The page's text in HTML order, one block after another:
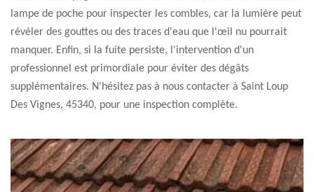
lampe de poche pour inspecter les combles, car la lumière peut
révéler des gouttes ou des traces d'eau que l'œil nu pourrait
manquer. Enfin, si la fuite persiste, l'intervention d'un
professionnel est primordiale pour éviter des dégâts
supplémentaires. N'hésitez pas à nous contacter à Saint Loup
Des Vignes, 45340, pour une inspection complète.